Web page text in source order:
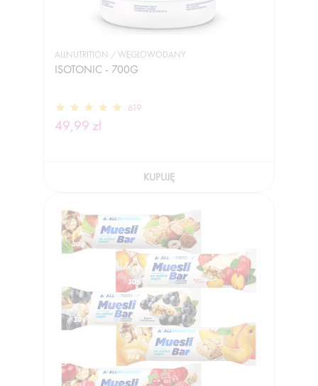
ALLNUTRITION / WĘGLOWODANY
ISOTONIC - 700G
619
49,99 zł
KUPUJĘ